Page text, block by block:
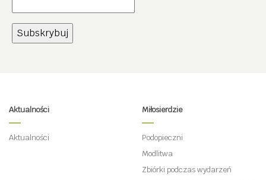
Aktualności
Aktualności
Miłosierdzie
Podopieczni
Modlitwa
Zbiórki podczas wydarzeń